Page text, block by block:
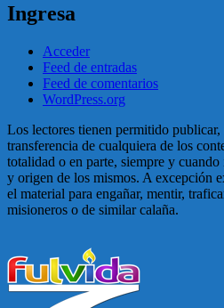
Ingresa
Acceder
Feed de entradas
Feed de comentarios
WordPress.org
Los lectores tienen permitido
transferencia de cualquiera de los
totalidad o en parte, siempre y
y origen de los mismos. A excepción
el material para engañar, mentir,
misioneros o de similar calaña.